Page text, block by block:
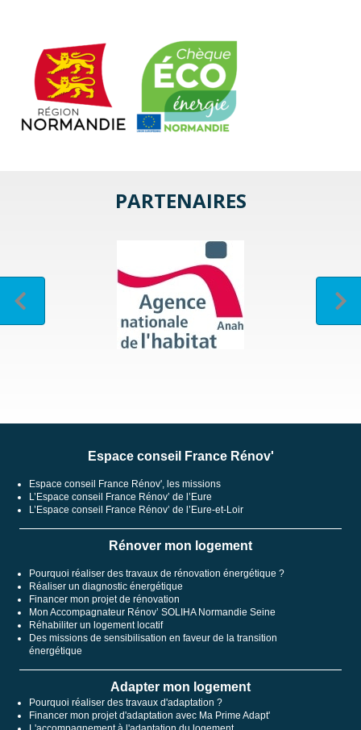
PARTENAIRES
Espace conseil France Rénov'
Espace conseil France Rénov', les missions
L’Espace conseil France Rénov’ de l’Eure
L’Espace conseil France Rénov’ de l’Eure-et-Loir
Rénover mon logement
Pourquoi réaliser des travaux de rénovation énergétique ?
Réaliser un diagnostic énergétique
Financer mon projet de rénovation
Mon Accompagnateur Rénov’ SOLIHA Normandie Seine
Réhabiliter un logement locatif
Des missions de sensibilisation en faveur de la transition
énergétique
Adapter mon logement
Pourquoi réaliser des travaux d'adaptation ?
Financer mon projet d'adaptation avec Ma Prime Adapt'